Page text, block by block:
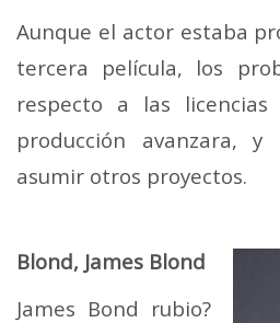
Aunque el actor estaba
tercera película, los
respecto a las
producción avanzara,
asumir otros proyectos.
Blond, James Blond
James Bond rubio?